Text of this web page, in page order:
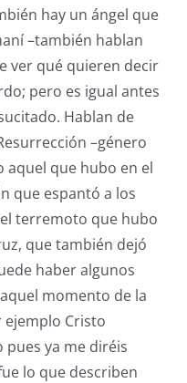
hay un ángel que
–también hablan
ver qué quieren decir
pero es igual antes
Hablan de
–género
que hubo en el
que espantó a los
terremoto que hubo
que también dejó
haber algunos
momento de la
ejemplo Cristo
pues ya me diréis
lo que describen